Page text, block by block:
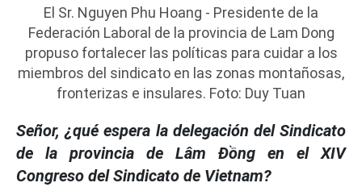
El Sr. Nguyen Phu Hoang - Presidente de la
Federación Laboral de la provincia de Lam Dong
propuso fortalecer las políticas para cuidar a los
miembros del sindicato en las zonas montañosas,
fronterizas e insulares. Foto: Duy Tuan
Señor, ¿qué espera la delegación del Sindicato
de la provincia de Lâm Đồng en el XIV
Congreso del Sindicato de Vietnam?